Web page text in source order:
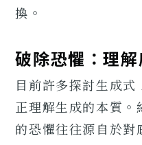
換。
破除恐懼：理
目前許多探討生成
正理解生成的本質
的恐懼往往源自於對